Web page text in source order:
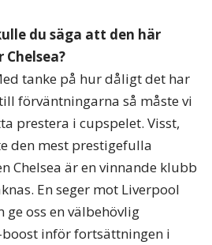
du säga att den här
r Chelsea?
tanke på hur dåligt det har
förväntningarna så måste vi
prestera i cupspelet. Visst,
den mest prestigefulla
Chelsea är en vinnande klubb
En seger mot Liverpool
ge oss en välbehövlig
inför fortsättningen i